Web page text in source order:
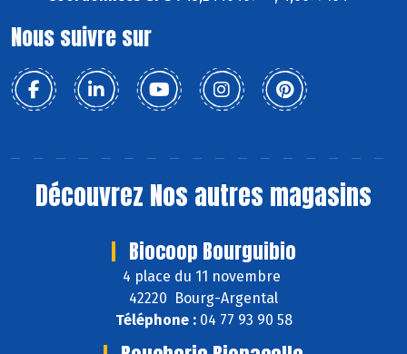
Nous suivre sur
Découvrez Nos autres magasins
Biocoop Bourguibio
4 place du 11 novembre
42220 Bourg-Argental
Téléphone :04 77 93 90 58